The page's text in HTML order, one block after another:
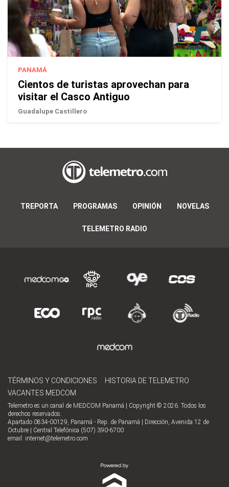
PANAMÁ
Cientos de turistas aprovechan para
visitar el Casco Antiguo
Guadalupe Castillero
TREPORTA PROGRAMAS OPINIÓN NOVELAS
TELEMETRO RADIO
TÉRMINOS Y CONDICIONES
HISTORIA DE TELEMETRO
VACANTES MEDCOM
Telemetro es un canal de MEDCOM Panamá | Copyright © 2026. Todos los
derechos reservados.
Apartado 0834-00129, Panamá - Rep. de Panamá | Dirección, Avenida 12 de
Octubre | Central Telefónica (507) 390-6700
email: internet@telemetro.com